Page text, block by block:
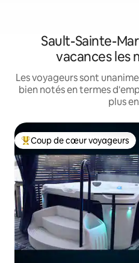
Sault-Sainte-
vacances les
Les voyageurs sont
bien notés en termes
plus
Coups de cœur voyageurs
Coup de cœur voyageurs